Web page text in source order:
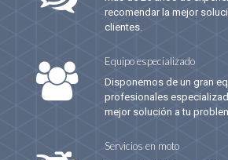
recomendar la mejor
clientes.
Equipo especializado
Disponemos de un gran
profesionales
mejor solución a tu
Servicios en moto